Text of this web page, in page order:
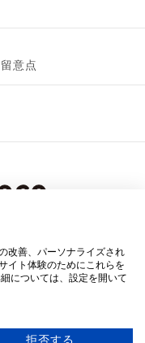
意点
改善、パーソナライズされ
イト体験のためにこれらを
については、設定を開いて
拒否する